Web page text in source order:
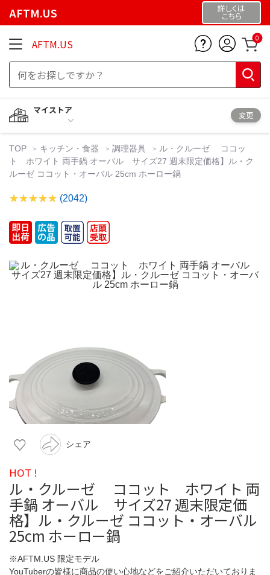
AFTM.US 詳しくは
こちら
AFTM.US 0
マイストア
変更
TOP キッチン・食器 調理器具
ル・クルーゼ ココッ
ト ホワイト 両手鍋 オーバル サイズ27 週末限定価格】ル・ク
ルーゼ ココット・オーバル 25cm ホーロー鍋
(2042)
シェア
HOT !
ル・クルーゼ ココット ホワイト 両
手鍋 オーバル サイズ27 週末限定価
格】ル・クルーゼ ココット・オーバル
25cm ホーロー鍋
※AFTM.US 限定モデル
YouTuberの皆様に商品の使い心地などをご紹介いただいておりま